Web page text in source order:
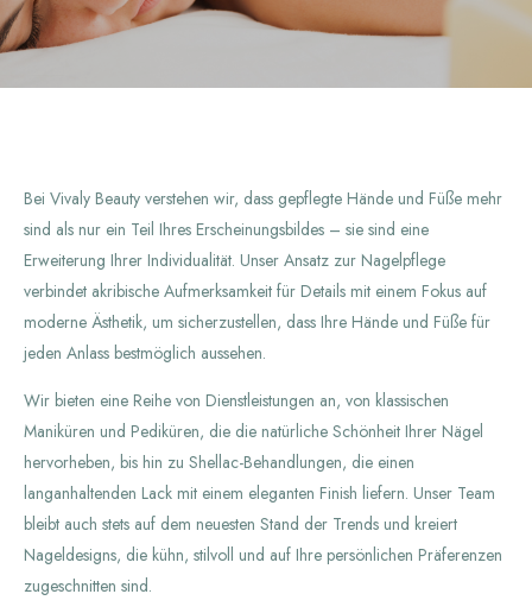
Bei Vivaly Beauty verstehen wir, dass gepflegte Hände und Füße mehr
sind als nur ein Teil Ihres Erscheinungsbildes – sie sind eine
Erweiterung Ihrer Individualität. Unser Ansatz zur Nagelpflege
verbindet akribische Aufmerksamkeit für Details mit einem Fokus auf
moderne Ästhetik, um sicherzustellen, dass Ihre Hände und Füße für
jeden Anlass bestmöglich aussehen.
Wir bieten eine Reihe von Dienstleistungen an, von klassischen
Maniküren und Pediküren, die die natürliche Schönheit Ihrer Nägel
hervorheben, bis hin zu Shellac-Behandlungen, die einen
langanhaltenden Lack mit einem eleganten Finish liefern. Unser Team
bleibt auch stets auf dem neuesten Stand der Trends und kreiert
Nageldesigns, die kühn, stilvoll und auf Ihre persönlichen Präferenzen
zugeschnitten sind.